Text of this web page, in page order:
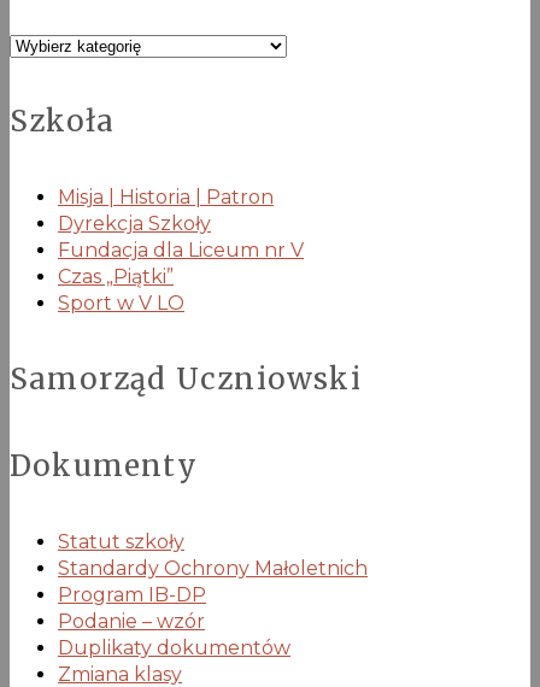
Kategorie
Szkoła
Misja | Historia | Patron
Dyrekcja Szkoły
Fundacja dla Liceum nr V
Czas „Piątki”
Sport w V LO
Samorząd Uczniowski
Dokumenty
Statut szkoły
Standardy Ochrony Małoletnich
Program IB-DP
Podanie – wzór
Duplikaty dokumentów
Zmiana klasy